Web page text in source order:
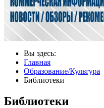
Вы здесь:
Главная
Образование/Культура
Библиотеки
Библиотеки